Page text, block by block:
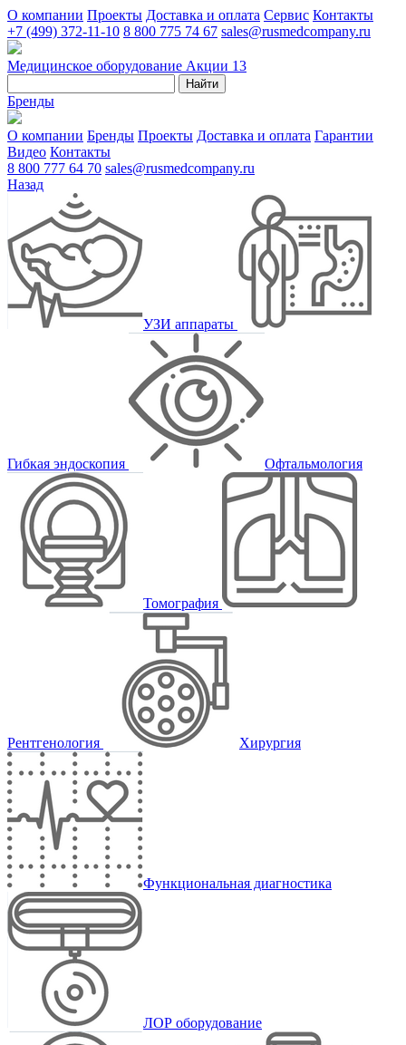
О компании Проекты Доставка и оплата Сервис Контакты
+7 (499) 372-11-10 8 800 775 74 67 sales@rusmedcompany.ru
Медицинское оборудование Акции 13
Найти
Бренды
О компании Бренды Проекты Доставка и оплата Гарантии
Видео Контакты
8 800 777 64 70 sales@rusmedcompany.ru
Назад
УЗИ аппараты
Гибкая эндоскопия Офтальмология
Томография
Рентгенология Хирургия
Функциональная диагностика
ЛОР оборудование